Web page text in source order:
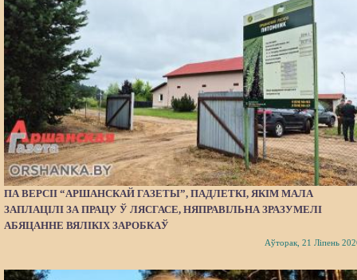
ПА ВЕРСІІ “АРШАНСКАЙ ГАЗЕТЫ”, ПАДЛЕТКІ, ЯКІМ МАЛА
ЗАПЛАЦІЛІ ЗА ПРАЦУ Ў ЛЯСГАСЕ, НЯПРАВІЛЬНА ЗРАЗУМЕЛІ
АБЯЦАННЕ ВЯЛІКІХ ЗАРОБКАЎ
Аўторак, 21 Ліпень